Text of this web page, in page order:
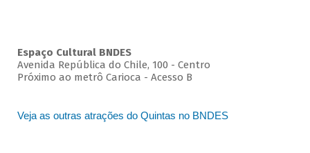
Espaço Cultural BNDES
Avenida República do Chile, 100 - Centro
Próximo ao metrô Carioca - Acesso B
Veja as outras atrações do Quintas no BNDES